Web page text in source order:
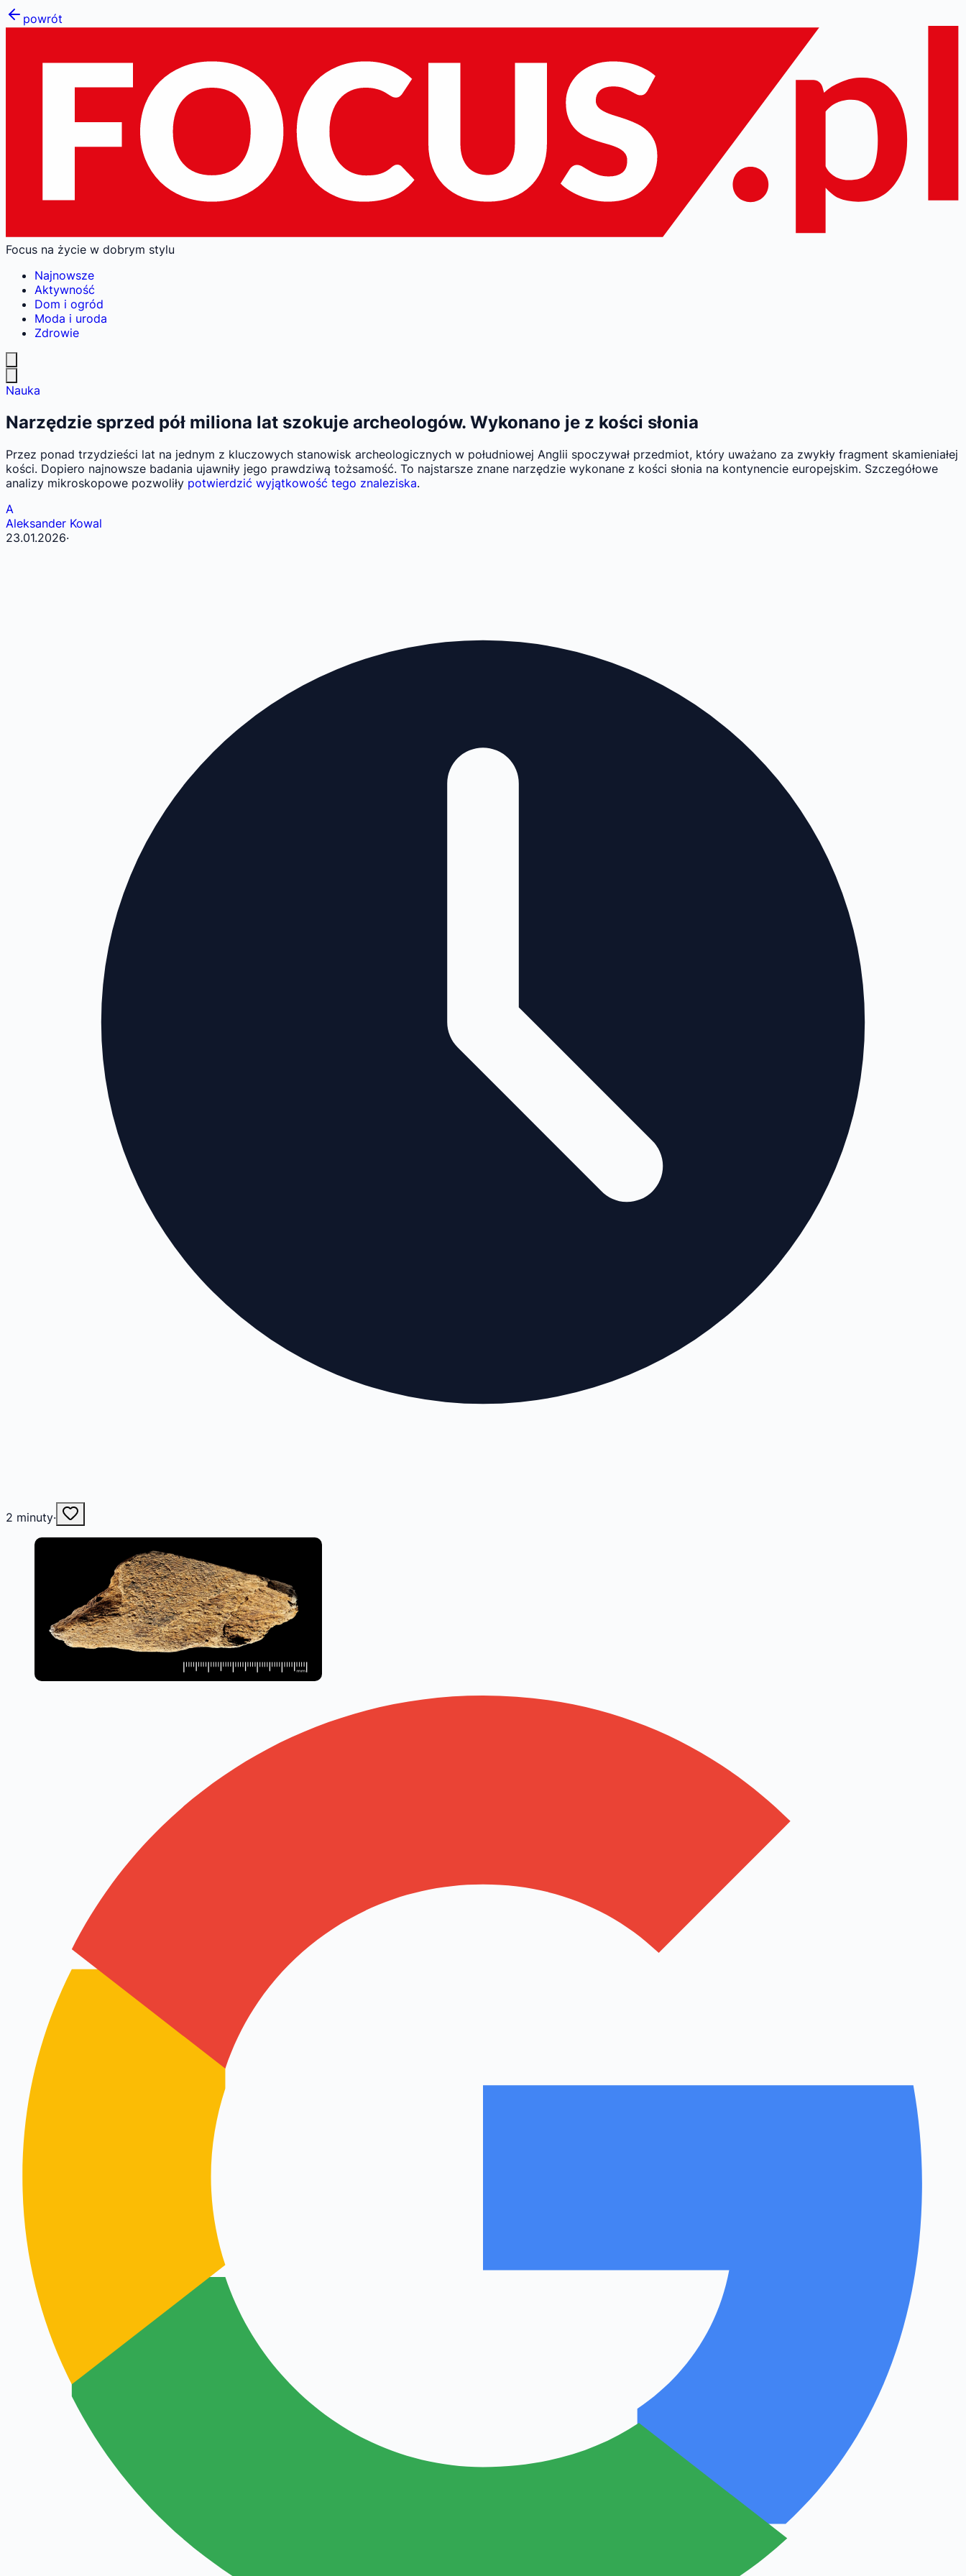
powrót
Focus na życie w dobrym stylu
Najnowsze
Aktywność
Dom i ogród
Moda i uroda
Zdrowie
Nauka
Narzędzie sprzed pół miliona lat szokuje archeologów. Wykonano je z kości słonia
Przez ponad trzydzieści lat na jednym z kluczowych stanowisk archeologicznych w południowej Anglii spoczywał przedmiot, który uważano za zwykły fragment skamieniałej
kości. Dopiero najnowsze badania ujawniły jego prawdziwą tożsamość. To najstarsze znane narzędzie wykonane z kości słonia na kontynencie europejskim. Szczegółowe
analizy mikroskopowe pozwoliły potwierdzić wyjątkowość tego znaleziska.
A
Aleksander Kowal
23.01.2026·
2 minuty·